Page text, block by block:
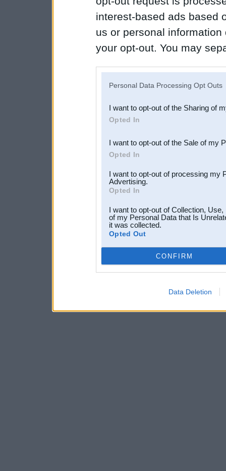
interest-based ads based
us or personal
your opt-out. You may
Downstream Participants
third parties.
Personal Data Processing Opt Outs
I want to opt-out of the Sharing of
Opted In
I want to opt-out of the Sale of my
Opted In
I want to opt-out of processing my
Advertising.
Opted In
I want to opt-out of Collection,
of my Personal Data that Is
it was collected.
Opted Out
CONFIRM
Data Deletion